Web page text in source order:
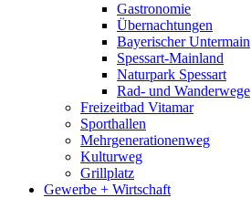
Gastronomie
Übernachtungen
Bayerischer Untermain
Spessart-Mainland
Naturpark Spessart
Rad- und Wanderwege
Freizeitbad Vitamar
Sporthallen
Mehrgenerationenweg
Kulturweg
Grillplatz
Gewerbe + Wirtschaft